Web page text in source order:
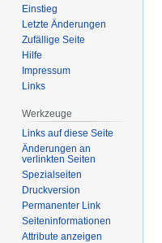
Einstieg
Letzte Änderungen
Zufällige Seite
Hilfe
Impressum
Links
Werkzeuge
Links auf diese Seite
Änderungen an
verlinkten Seiten
Spezialseiten
Druckversion
Permanenter Link
Seiten­­informationen
Attribute anzeigen